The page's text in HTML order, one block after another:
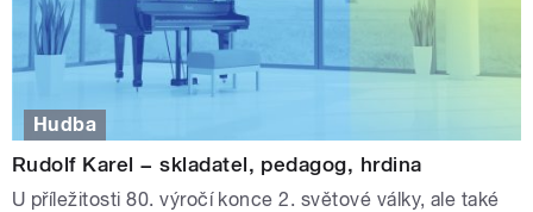
Hudba
Rudolf Karel − skladatel, pedagog, hrdina
U příležitosti 80. výročí konce 2. světové války, ale také